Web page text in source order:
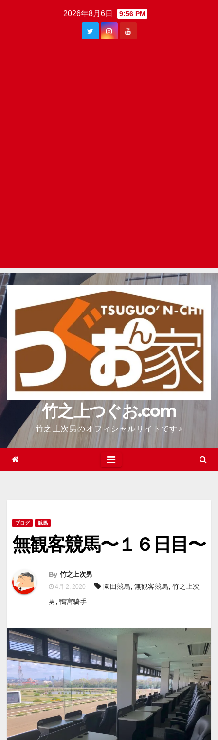
2026年8月6日 9:56 PM
竹之上つぐお.com
竹之上次男のオフィシャルサイトです♪
ブログ 競馬
無観客競馬〜１６日目〜
By 竹之上次男
4月 2, 2020 園田競馬, 無観客競馬, 竹之上次
男, 鴨宮騎手